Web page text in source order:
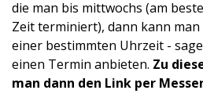
die man bis mittwochs (am
Zeit terminiert), dann kann
einer bestimmten Uhrzeit -
einen Termin anbieten. Zu
man dann den Link per